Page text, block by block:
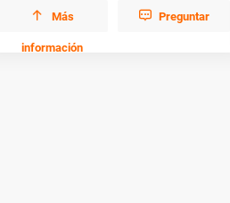
 Más
información
 Preguntar